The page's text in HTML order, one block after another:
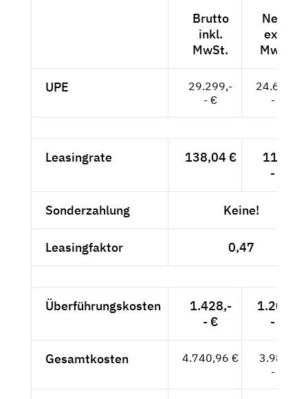
Brutto
inkl.
MwSt.
Netto
exkl.
MwSt.
UPE
29.299,-
- €
24.621,-
- €
Leasingrate 138,04 €
116,-
- €
Sonderzahlung Keine!
Leasingfaktor 0,47
Überführungskosten
1.428,-
- €
1.200,-
- €
Gesamtkosten 4.740,96 €
3.984,-
- €